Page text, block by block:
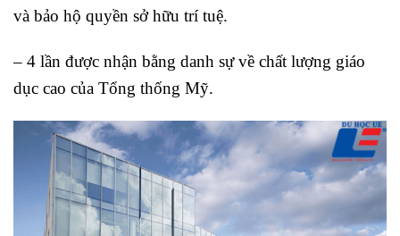
và bảo hộ quyền sở hữu trí tuệ.
– 4 lần được nhận bằng danh sự về chất lượng giáo
dục cao của Tổng thống Mỹ.